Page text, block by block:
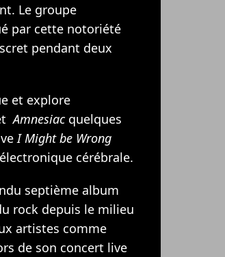
Le groupe
par cette notoriété
pendant deux
et explore
Amnesiacquelques
I Might be Wrong
cérébrale.
septième album
rock depuis le milieu
artistes comme
de son concert live